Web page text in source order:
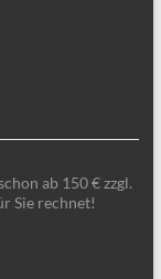
ab 150 € zzgl.
Sie rechnet!